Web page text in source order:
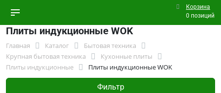
Корзина
0 позиций
Плиты индукционные WOK
Главная Каталог
Бытовая техника
Крупная бытовая техника
Кухонные плиты
Плиты индукционные
Плиты индукционные WOK
Фильтр